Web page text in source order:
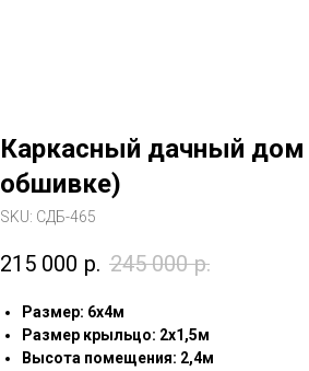
Каркасный дачный
обшивке)
SKU: СДБ-465
215 000 р. 245 000 р.
Pазмep: 6х4м
Размер крыльцо: 2х1,5м
Высота помещения: 2,4м